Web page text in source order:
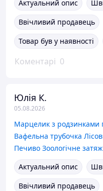
Актуальний опис
Ввічливий продавець
Товар був у наявності
Коментарі 0
Юлія К.
05.08.2026
Актуальний опис
Ввічливий продавець